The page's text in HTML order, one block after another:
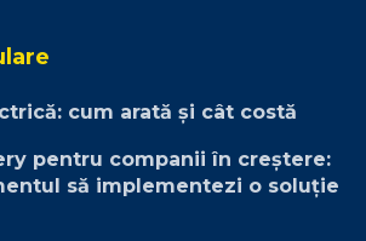
cum arată și cât costă
pentru companii în creștere:
să implementezi o soluție